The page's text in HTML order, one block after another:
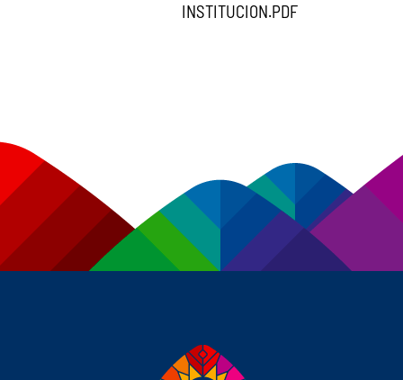
INSTITUCION.PDF